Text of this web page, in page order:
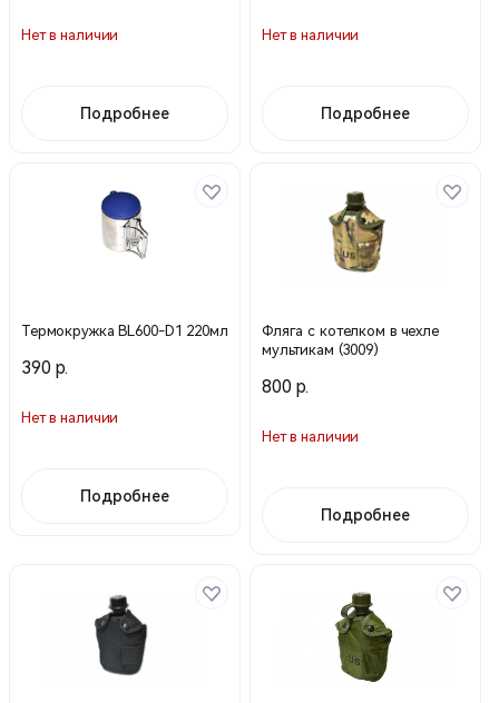
Нет в наличии
Подробнее
Нет в наличии
Подробнее
Термокружка BL600-D1 220мл
390 р.
Нет в наличии
Подробнее
Фляга с котелком в чехле
мультикам (3009)
800 р.
Нет в наличии
Подробнее